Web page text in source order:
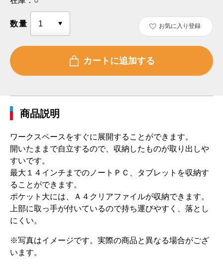
数量 お気に入り登録
商品説明
ワークスペースをすぐに展開することができます。
開いたままで自立するので、収納したものが取り出しや
すいです。
最大１４インチまでのノートＰＣ、タブレットを収納す
ることができます。
ポケット大には、Ａ４クリアファイルが収納できます。
上部に取っ手が付いているので持ち運びやすく、落とし
にくい。
※写真はイメージです。実際の商品と異なる場合がござ
います。